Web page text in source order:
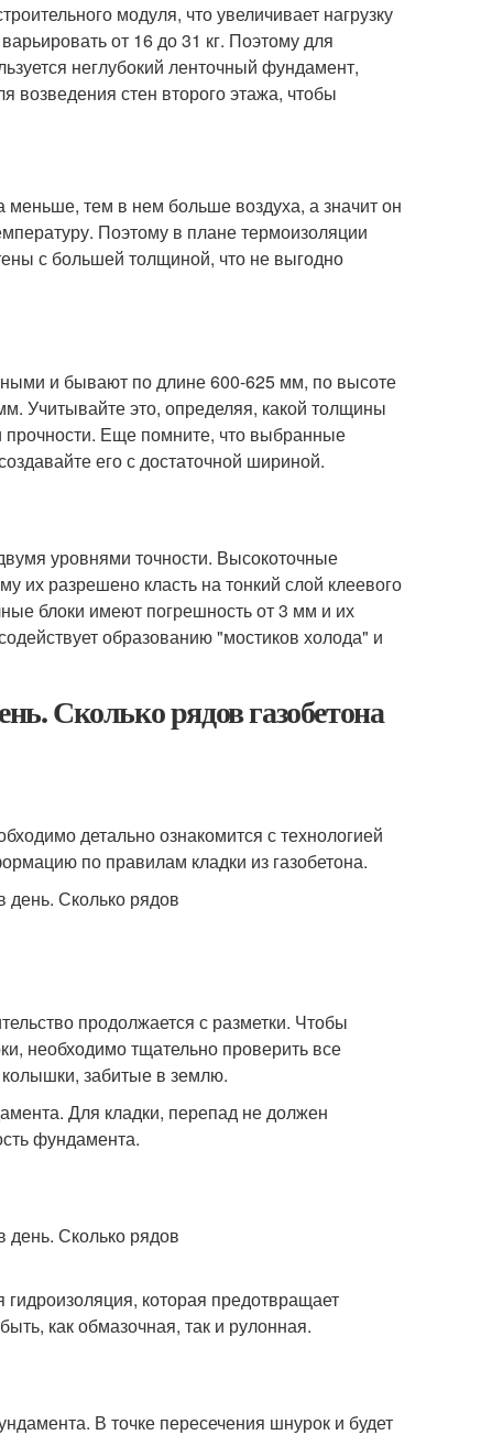
модуля, что увеличивает нагрузку
от 16 до 31 кг. Поэтому для
неглубокий ленточный фундамент,
возведения стен второго этажа, чтобы
меньше, тем в нем больше воздуха, а значит он
Поэтому в плане термоизоляции
с большей толщиной, что не выгодно
и бывают по длине 600-625 мм, по высоте
Учитывайте это, определяя, какой толщины
прочности. Еще помните, что выбранные
его с достаточной шириной.
уровнями точности. Высокоточные
их разрешено класть на тонкий слой клеевого
блоки имеют погрешность от 3 мм и их
образованию "мостиков холода" и
Сколько рядов газобетона
детально ознакомится с технологией
по правилам кладки из газобетона.
продолжается с разметки. Чтобы
необходимо тщательно проверить все
забитые в землю.
Для кладки, перепад не должен
фундамента.
которая предотвращает
как обмазочная, так и рулонная.
В точке пересечения шнурок и будет